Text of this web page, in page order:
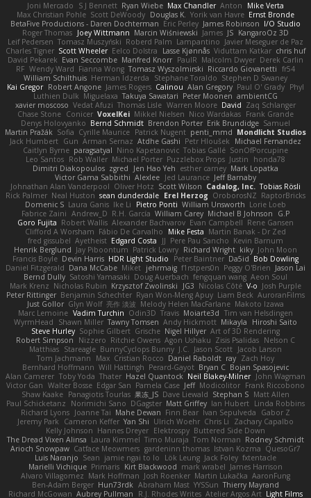
Joni Mercado S J Bennett Ryan Wiebe Max Chandler Anton
Mike Verta
Max Christian Pohle Scott DeWoody Douglas K. Yorik van Havre Ernst Bronde
BetaFive Productions - Daren Dochterman Eric Perley James Robinson I/O Studio
Roger Thomas Joey Wittmann Marcin Wiśniewski James JS KangaroOz 3D
Leif Pedersen Tomasz Muszyński Roberd Palm Lampantino Javier Meseguer de Paz
Charles Tigner Scott Wheeler Eelco Dolstra Lasse Kjønnås Viduttam Katkar chris huf
David Pekarek Evan Seccombe Manfred Knorr PaulR Malcolm Dwyer Derek Carlin
RF Wendy Ward Fianna Wong Tomasz Wyszolmirski Riccardo Giovanetti fr54
William Schilthuis Herman Idzerda Stephane Toraldo Stephen D Swaney
Kai Gregor Robert Angone James Rogers Calinou Alan Gregory Paul O' Grady Phyl
Luthien Dulk Miguelaxa Takuya Sawatari Peter Moonen ambientCG
xavier moscoso Vedat Afuzi Thomas Lisle Warren Moore David Zaq Schlanger
Chase Stone Conicer VoxelKei Mikkel Nielsen Nico Wardakas Frank Grande
Denys Holovyanko Bernd Schmidt Brendon Porter Erik Brundidge Samuel
Martin Pražák Sofia Cyrille Maurice Patrick Nugent penti_mmd Mondlicht Studios
Jack Humbert Gun Arman Sernaz Atdhe Gashi Petr Hloušek
Michael Fernandez
Caitlyn Byrne paragsatyal Nino Kapetanovic Tobias Gallé SonOfPorcupine
Leo Santos Rob Waller Michael Porter Puzzlebox Props Justin
honda78
Dimitri Diakopoulos zgred Jen Hao Yeh esther carney Mark Lopatka
Victor Gama Sabbithi Alexlee Jed Laurance Jeff Barnaby
Johnathan Alan Vanderpool Oliver Hotz Scott Wilson Cadalog, Inc. Tobias Rösli
Rick Palmer Neal Huston sean dunderdale Erel Herzog OroborosNZ RaptorBricks
Domenic S Laura Ganis Ike Li Pietro Ponti William Unsworth Lorie Loeb
Fabrice Zaini Andrew_D R.H. García William Carey Michael B Johnson
G.P
Goro Fujita Robert Wallis Alexander Bachvarov Evan Campbell Rene Gansen
Clifford A Worsham Fábio De Carvalho Mike Festa Martin Banak - Dr Zed
fred gissubel Ayetheist Edgard Costa JJ Pere Pau Sancho Kevin Barnum
Henrik Berglund Jay Piboontum Patrick Lowry Richard Wright kiky John Moon
Francis Boyle Devin Harris HDR Light Studio Peter Baintner Da5id Bob Dowling
Daniel Fitzgerald Dana McCabe Miket jehrmaig f1rstpers0n Peggy O'Brien Jason Lai
Bernd Dully Satoshi Yamasaki Doug Auerbach fengquan wang Aeon Soul
Mark Krenz Nicholas Rubin Krzysztof Zwolinski JG3 Nicolas Côté V-o Josh Purple
Peter Rittinger Benjamin Schechter Ryan Won-Meng Apuy Liam Beck AuroranFilms
Just Gollor Glyn Wolf 亮作 淡波 Melody Helen MacFarlane Makoto Izawa
Marc Lemoine Vadim Turchin Odin3D Travis Moiarte3d Tim van Helsdingen
WyrmHead
Shawn Miller Tawny Tomsen Andy Hickmott Mikayla
Hiroshi Saito
Steve Hurley Sophie Gilbert Grische Nigel Hillyer Art of 3D Rendering
Robert Simpson
Nizzero Ritchie Owens Agon Ushaku Zisis Psalidas Nelson C
Matthias Stareagle BunnyCyclops Bunny J.C. Jason Scott Jacob Larson
Tom Jachmann
Max Cristian Rocco Daniel Raboldt ray Zach Hoy
Bernhard Hoffmann Will Hattingh Perard-Gayot Bryan C Bojan Spasojevic
Alan Camerer Toby Yoda Thater Hazel Quantock Neil Blakey-Milner John Wagman
Victor Gan Walter Bosse Edgar San Pamela Case Jeff Modicolitor Frank Riccobono
Shaw Kaake Panagiotis Tourlas 果冻_JS Dave Liewald Stephan S Matt Allen
Paul Schicketanz
Norimichi Sano DGagster Matt Griffey Ian Hubert Linda Robbins
Richard Lyons Joanne Tai Mahe Dewan Finn Bear Ivan Sepulveda
Gabor Z
Jeremy Park
Cameron Keffer Yan Shi Ulrich Woehr Chris Li
Zachary Capalbo
Kelly Johnson Hannes Dreyer Elektrospy Buttered Side Down
The Dread Vixen Alinsa Laura Kimmel Timo Muraja Tom Norman Rodney Schmidt
Arioch Snowpaw Catface Meowmers gardeninn thomas Istvan Kozma QuesoGr7
Luis Naranjo Sean jamie ngai to lo Lök Leung Jack Foley fxtentacle
Marielli Vichique Primaris Kirt Blackwood mark wrabel James Harrison
Alvaro Villagomez Mark Hoffman Josh Roenker Martin Lukačka AaronFung
Ben-Adam Berger Hun73rdk Abraham Mast YYSSun Thierry Mayrand
Richard McGowan Aubrey Pullman R.J. Rhodes Writes Atelier Argos Art Light Films